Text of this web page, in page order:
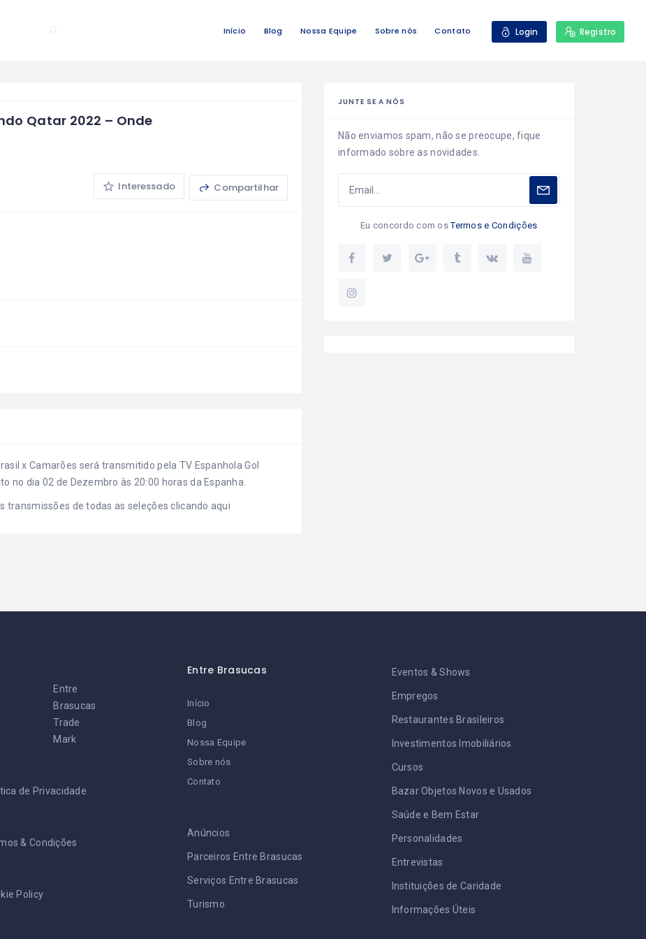
Início Blog Nossa Equipe Sobre nós Contato Login Registro
Qatar 2022 – Onde
Interessado Compartilhar
x Camarões será transmitido pela TV Espanhola Gol
no dia 02 de Dezembro às 20:00 horas da Espanha.
transmissões de todas as seleções clicando aqui
JUNTE SE A NÓS
Não enviamos spam, não se preocupe, fique
informado sobre as novidades.
Eu concordo com osTermos e Condições
Entre
Brasucas
Trade
Mark
de Privacidade
& Condições
Policy
Entre Brasucas
Início
Blog
Nossa Equipe
Sobre nós
Contato
Anúncios
Parceiros Entre Brasucas
Serviços Entre Brasucas
Turismo
Eventos & Shows
Empregos
Restaurantes Brasileiros
Investimentos Imobiliários
Cursos
Bazar Objetos Novos e Usados
Saúde e Bem Estar
Personalidades
Entrevistas
Instituições de Caridade
Informações Úteis